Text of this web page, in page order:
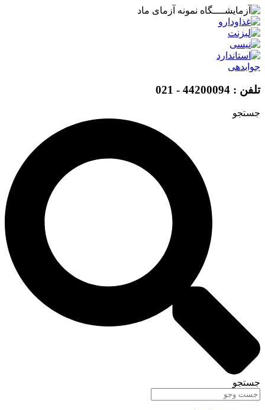
پرش
به
محتوا
جوابدهی
تلفن : 44200094 - 021
جستجو
جستجو